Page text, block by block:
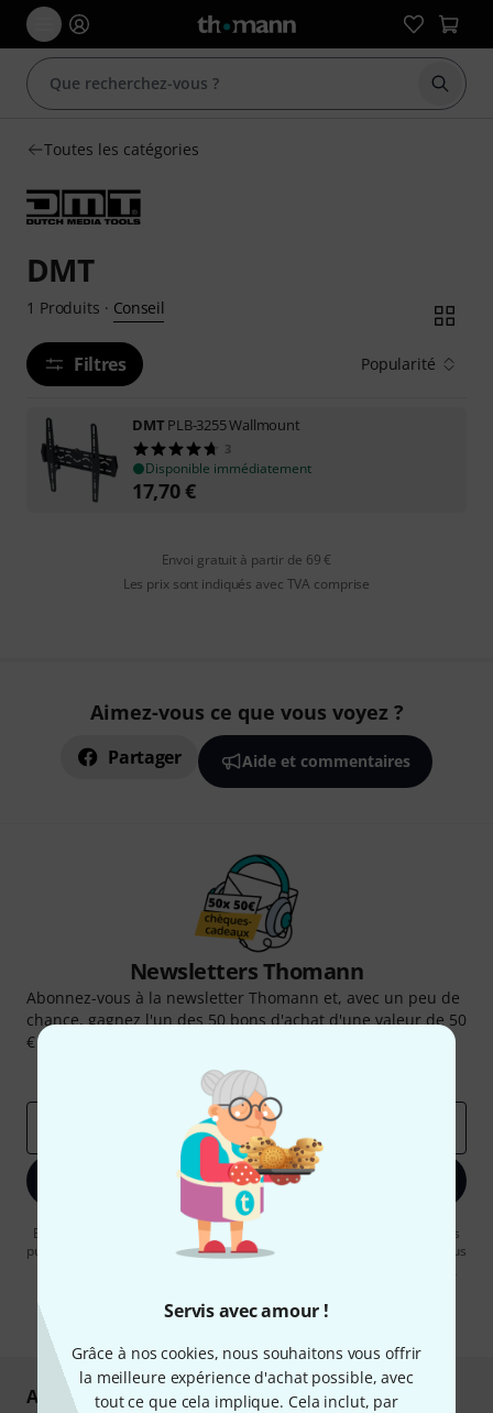
Servis avec amour !
Grâce à nos cookies, nous souhaitons vous offrir
la meilleure expérience d'achat possible, avec
tout ce que cela implique. Cela inclut, par
Toutes les catégories
DMT
1 Produits · Conseil
Filtres Popularité
DMT PLB-3255 Wallmount
3
Disponible immédiatement
17,70€
Envoi gratuit à partir de 69 €
Les prix sont indiqués avec TVA comprise
Aimez-vous ce que vous voyez ?
Partager Aide et commentaires
Newsletters Thomann
Abonnez-vous à la newsletter Thomann et, avec un peu de
chance, gagnez l'un des 50 bons d'achat d'une valeur de 50
€ chacun!
Articles inspirants
Deals
S'inscrire maintenant
En cliquant sur "S'inscrire maintenant", vous acceptez de recevoir des
publicités par e-mail. La désinscription est possible à tout moment. Vous
* Requis
Achetez et payez en toute sécurité